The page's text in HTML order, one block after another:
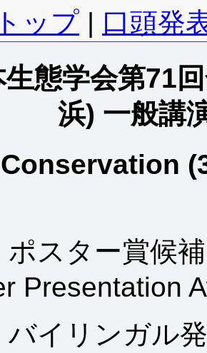
ップ | 口頭発
生態学会第71
浜) 一般講
ポスター賞候
Presentation
バイリンガル